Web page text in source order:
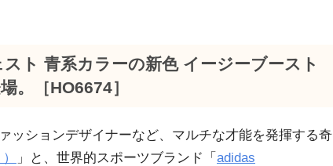
ト 青系カラーの新色 イージーブースト
。［HO6674］
ッションデザイナーなど、マルチな才能を発揮する奇
」と、世界的スポーツブランド「 adidas